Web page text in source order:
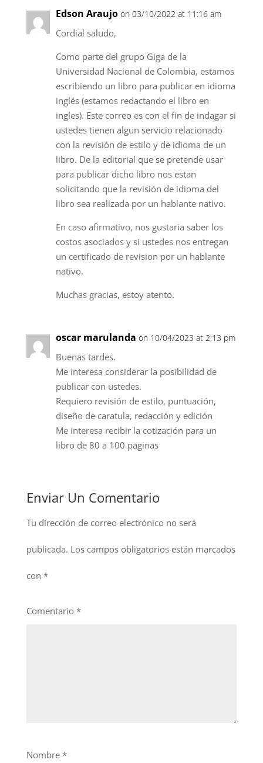
Edson Araujo on 03/10/2022 at 11:16 am
Cordial saludo,
Como parte del grupo Giga de la
Universidad Nacional de Colombia, estamos
escribiendo un libro para publicar en idioma
inglés (estamos redactando el libro en
ingles). Este correo es con el fin de indagar si
ustedes tienen algun servicio relacionado
con la revisión de estilo y de idioma de un
libro. De la editorial que se pretende usar
para publicar dicho libro nos estan
solicitando que la revisión de idioma del
libro sea realizada por un hablante nativo.
En caso afirmativo, nos gustaria saber los
costos asociados y si ustedes nos entregan
un certificado de revision por un hablante
nativo.
Muchas gracias, estoy atento.
oscar marulanda on 10/04/2023 at 2:13 pm
Buenas tardes.
Me interesa considerar la posibilidad de
publicar con ustedes.
Requiero revisión de estilo, puntuación,
diseño de caratula, redacción y edición
Me interesa recibir la cotización para un
libro de 80 a 100 paginas
Enviar Un Comentario
Tu dirección de correo electrónico no será
publicada. Los campos obligatorios están marcados
con *
Comentario *
Nombre *